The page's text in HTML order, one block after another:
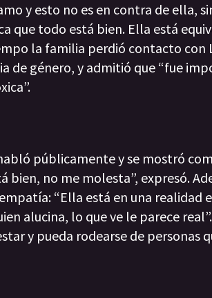
y esto no es en contra de ella,
que todo está bien. Ella está
la familia perdió contacto con
de género, y admitió que “fue
públicamente y se mostró
bien, no me molesta”, expresó.
“Ella está en una realidad
alucina, lo que ve le parece
y pueda rodearse de personas